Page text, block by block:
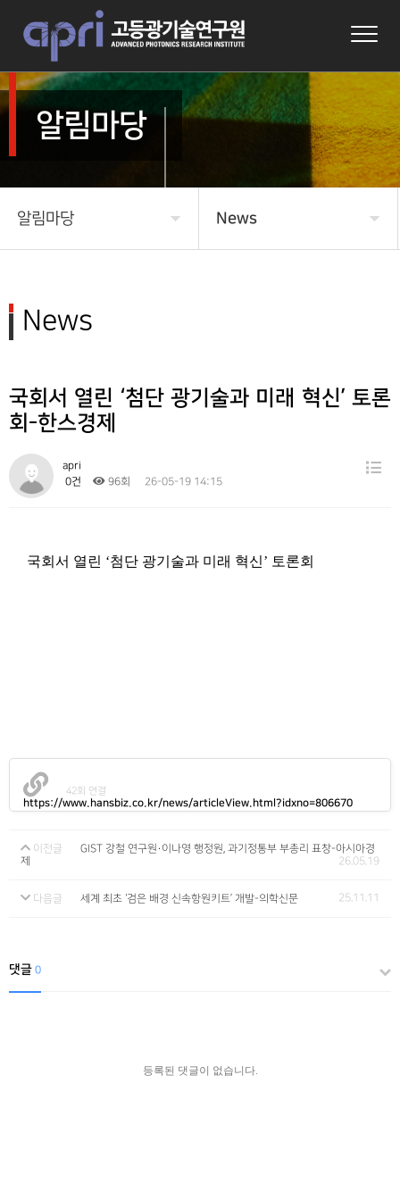
알림마당
알림마당
연구
알림마당
News
Program & Information
News
국회서 열린 ‘첨단 광기술과 미래 혁신’ 토론
회-한스경제
apri
0건
96회 26-05-19 14:15
국회서 열린 ‘첨단 광기술과 미래 혁신’ 토론회
https://www.hansbiz.co.kr/news/articleView.html?idxno=806670
42회 연결
이전글
GIST 강철 연구원·이나영 행정원, 과기정통부 부총리 표창-아시아경
제
26.05.19
다음글 세계 최초 ‘검은 배경 신속항원키트’ 개발-의학신문 25.11.11
댓글 0
등록된 댓글이 없습니다.